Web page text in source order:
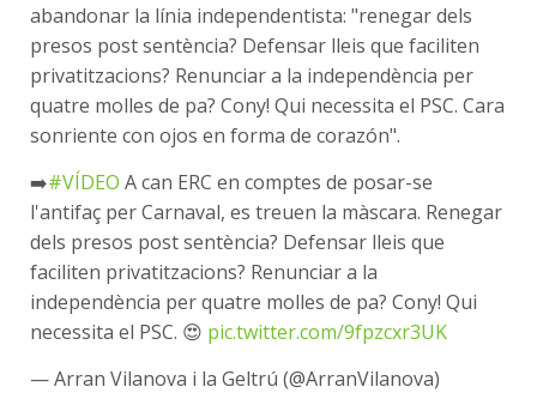
abandonar la línia independentista: "renegar dels
presos post sentència? Defensar lleis que faciliten
privatitzacions? Renunciar a la independència per
quatre molles de pa? Cony! Qui necessita el PSC. Cara
sonriente con ojos en forma de corazón".
➡️#VÍDEO A can ERC en comptes de posar-se
l'antifaç per Carnaval, es treuen la màscara. Renegar
dels presos post sentència? Defensar lleis que
faciliten privatitzacions? Renunciar a la
independència per quatre molles de pa? Cony! Qui
necessita el PSC. 😍 pic.twitter.com/9fpzcxr3UK
— Arran Vilanova i la Geltrú (@ArranVilanova)